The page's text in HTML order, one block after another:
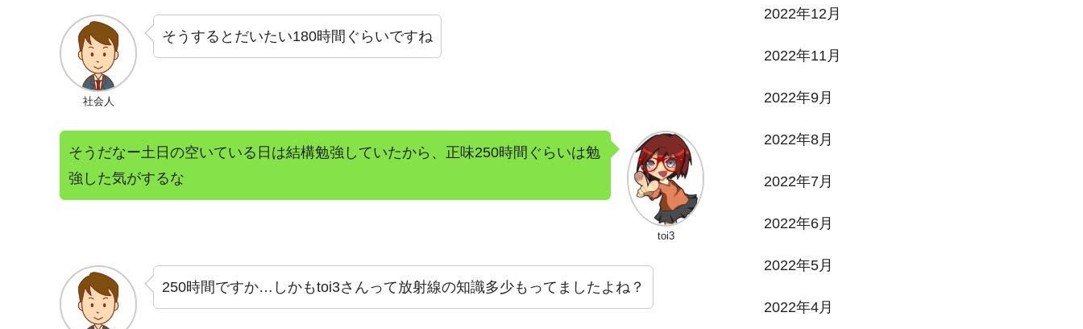
社会人
そうするとだいたい180時間ぐらいですね
toi3
そうだなー土日の空いている日は結構勉強していたから、正味250時間ぐらいは勉
強した気がするな
250時間ですか…しかもtoi3さんって放射線の知識多少もってましたよね？
2022年12月
2022年11月
2022年9月
2022年8月
2022年7月
2022年6月
2022年5月
2022年4月